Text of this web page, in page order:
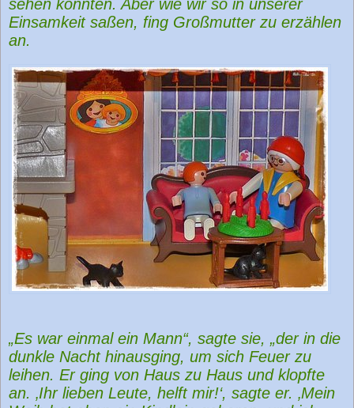
sehen konnten. Aber wie wir so in unserer
Einsamkeit saßen, fing Großmutter zu erzählen
an.
„Es war einmal ein Mann“, sagte sie, „der in die
dunkle Nacht hinausging, um sich Feuer zu
leihen. Er ging von Haus zu Haus und klopfte
an. ‚Ihr lieben Leute, helft mir!‘, sagte er. ‚Mein